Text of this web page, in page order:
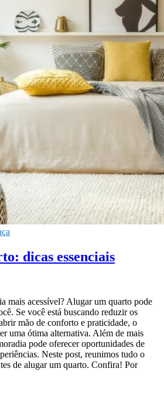
dicas essenciais
mais acessível? Alugar um quarto pode
Se você está buscando reduzir os
mão de conforto e praticidade, o
uma ótima alternativa. Além de mais
pode oferecer oportunidades de
Neste post, reunimos tudo o
de alugar um quarto. Confira! Por